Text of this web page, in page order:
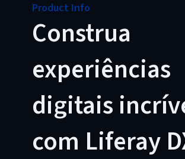
Product Info
Construa
experiências
digitais
com Liferay